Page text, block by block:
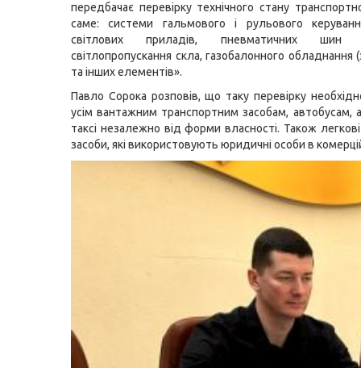
передбачає перевірку технічного стану
саме: системи гальмового і рульового
світлових приладів, пневматичних
світлопропускання скла, газобалонного обладнання
та інших елементів».
Павло Сорока розповів, що таку перевірку
усім вантажним транспортним засобам, автобусам,
таксі незалежно від форми власності. Також
засоби, які використовують юридичні особи в